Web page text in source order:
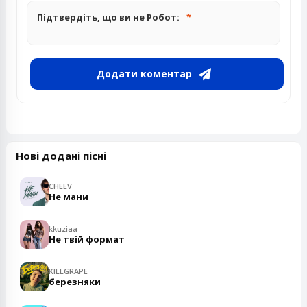
Підтвердіть, що ви не Робот:
Додати коментар
Нові додані пісні
CHEEV
Не мани
kkuziaa
Не твій формат
KILLGRAPE
березняки